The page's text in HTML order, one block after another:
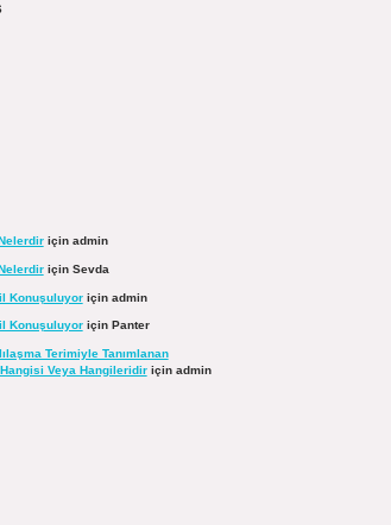
için admin
için Sevda
Konuşuluyoriçin admin
Konuşuluyoriçin Panter
Terimiyle Tanımlanan
Veya Hangileridiriçin admin